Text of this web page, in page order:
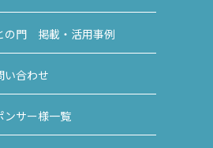
の門 掲載・活用事例
い合わせ
ンサー様一覧